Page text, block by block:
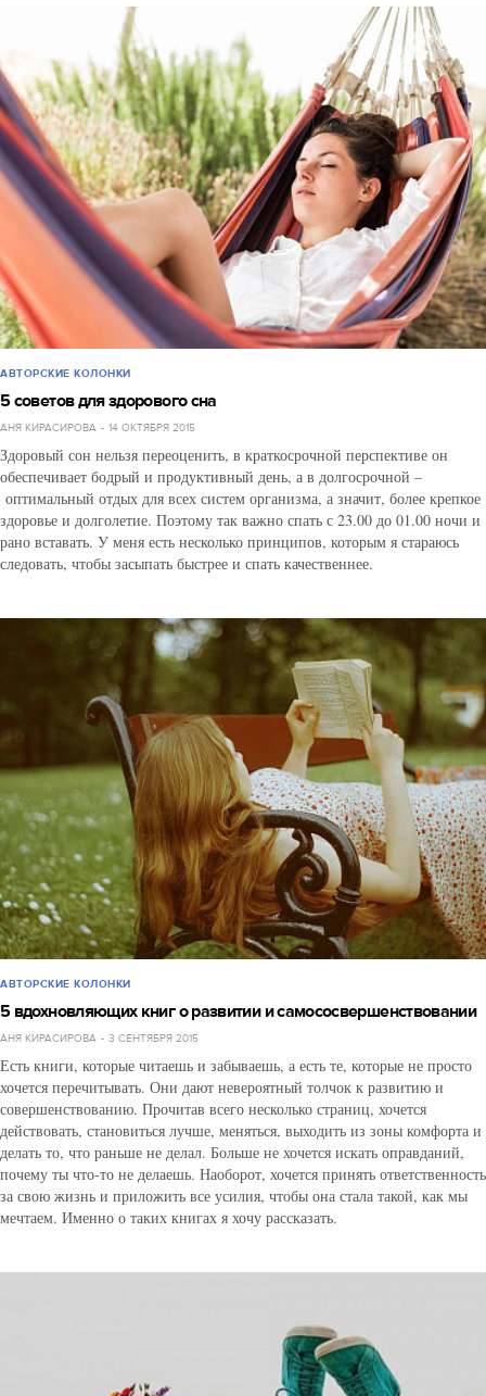
АВТОРСКИЕ КОЛОНКИ
5 советов для здорового сна
АНЯ КИРАСИРОВА 14 ОКТЯБРЯ 2015
Здоровый сон нельзя переоценить, в краткосрочной перспективе он
обеспечивает бодрый и продуктивный день, а в долгосрочной –
оптимальный отдых для всех систем организма, а значит, более крепкое
здоровье и долголетие. Поэтому так важно спать с 23.00 до 01.00 ночи и
рано вставать. У меня есть несколько принципов, которым я стараюсь
следовать, чтобы засыпать быстрее и спать качественнее.
АВТОРСКИЕ КОЛОНКИ
5 вдохновляющих книг о развитии и самососвершенствовании
АНЯ КИРАСИРОВА 3 СЕНТЯБРЯ 2015
Есть книги, которые читаешь и забываешь, а есть те, которые не просто
хочется перечитывать. Они дают невероятный толчок к развитию и
совершенствованию. Прочитав всего несколько страниц, хочется
действовать, становиться лучше, меняться, выходить из зоны комфорта и
делать то, что раньше не делал. Больше не хочется искать оправданий,
почему ты что-то не делаешь. Наоборот, хочется принять ответственность
за свою жизнь и приложить все усилия, чтобы она стала такой, как мы
мечтаем. Именно о таких книгах я хочу рассказать.